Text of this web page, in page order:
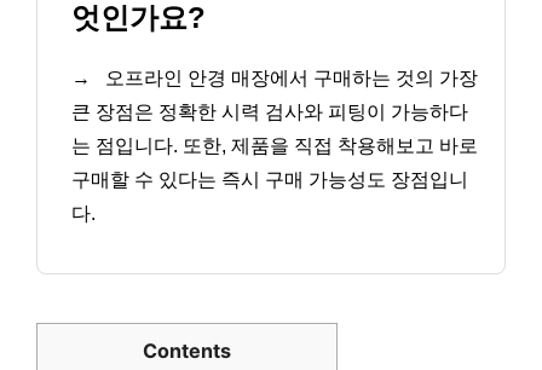
엇인가요?
→
오프라인 안경 매장에서 구매하는 것의 가장
큰 장점은 정확한 시력 검사와 피팅이 가능하다
는 점입니다. 또한, 제품을 직접 착용해보고 바로
구매할 수 있다는 즉시 구매 가능성도 장점입니
다.
Contents